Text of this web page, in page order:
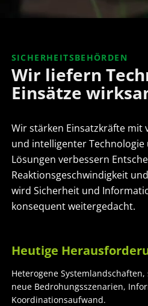
SICHERHEITSBEHÖRDEN
Wir liefern
Einsätze
Wir stärken Einsatzkräfte mit
und intelligenter Technologie
Lösungen verbessern
Reaktionsgeschwindigkeit
wird Sicherheit und
konsequent weitergedacht.
Heutige
Heterogene
neue Bedrohungsszenarien,
Koordinationsaufwand.